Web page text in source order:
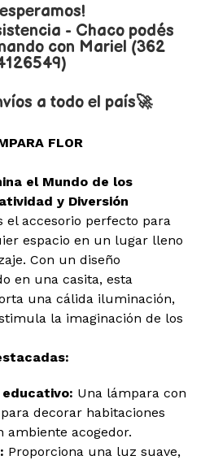
- Chaco podés
con Mariel (362
a todo el país🚀
FLOR
el Mundo de los
y Diversión
el accesorio perfecto para
espacio en un lugar lleno
Con un diseño
en una casita, esta
una cálida iluminación,
la imaginación de los
Una lámpara con
decorar habitaciones
acogedor.
Proporciona una luz suave,